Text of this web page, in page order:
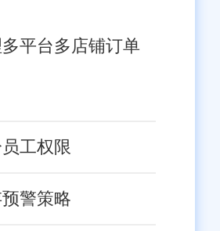
平台多店铺订单
工权限
警策略